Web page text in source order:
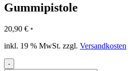
Gummipistole
20,90 € *
inkl. 19 % MwSt. zzgl. Versandkosten
-